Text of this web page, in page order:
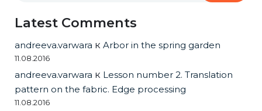
Latest Comments
andreeva.varwara к Arbor in the spring garden
11.08.2016
andreeva.varwara к Lesson number 2. Translation
pattern on the fabric. Edge processing
11.08.2016